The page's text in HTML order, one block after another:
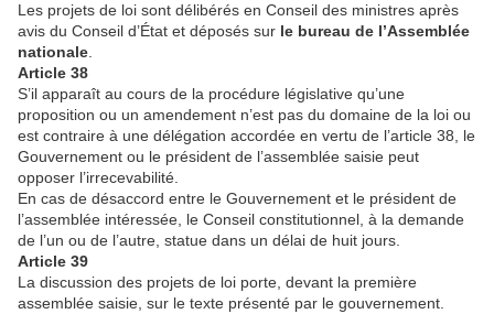
Les projets de loi sont délibérés en Conseil des ministres après
avis du Conseil d’État et déposés sur le bureau de l’Assemblée
nationale
Article 38
S’il apparaît au cours de la procédure législative qu’une
proposition ou un amendement n’est pas du domaine de la loi ou
est contraire à une délégation accordée en vertu de l’article 38, le
Gouvernement ou le président de l’assemblée saisie peut
opposer l’irrecevabilité.
En cas de désaccord entre le Gouvernement et le président de
l’assemblée intéressée, le Conseil constitutionnel, à la demande
de l’un ou de l’autre, statue dans un délai de huit jours.
Article 39
La discussion des projets de loi porte, devant la première
assemblée saisie, sur le texte présenté par le gouvernement.